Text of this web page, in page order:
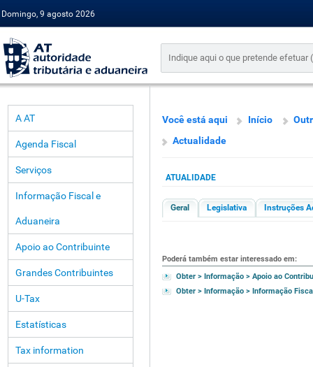
Domingo, 9 agosto 2026
A AT
Agenda Fiscal
Serviços
Informação Fiscal e
Aduaneira
Apoio ao Contribuinte
Grandes Contribuintes
U-Tax
Estatísticas
Tax information
Você está aqui Início
Actualidade
ATUALIDADE
Geral Legislativa Instruções
Poderá também estar interessado em:
Obter > Informação > Apoio ao
Obter > Informação > Informação